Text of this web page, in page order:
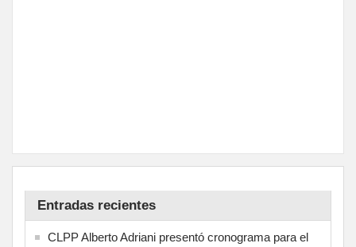
Entradas recientes
CLPP Alberto Adriani presentó cronograma para el